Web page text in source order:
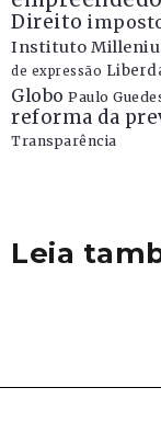
Direito
Instituto
de expressão
Globo Paulo
reforma da
Transparência
Leia